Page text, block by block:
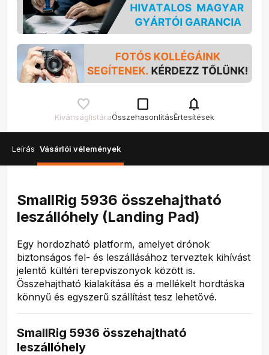
Kívánságlistára
check_box_outline_blank
Összehasonlítás
notifications
Értesítések
Leírás Vásárlói vélemények
SmallRig 5936 összehajtható
leszállóhely (Landing Pad)
Egy hordozható platform, amelyet drónok
biztonságos fel- és leszállásához terveztek kihívást
jelentő kültéri terepviszonyok között is.
Összehajtható kialakítása és a mellékelt hordtáska
könnyű és egyszerű szállítást tesz lehetővé.
SmallRig 5936 összehajtható
leszállóhely